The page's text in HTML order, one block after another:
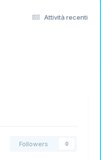
Attività recenti
Followers 0